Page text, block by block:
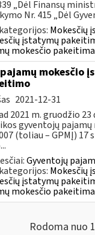
„Dėl Finansų
Nr. 415 „Dėl
Mokesčių
įstatymų
mokesčio
mokesčio
2021-12-31
2021 m. gruodžio 23
gyventojų pajamų
(toliau – GPMĮ) 17
Gyventojų
Mokesčių
įstatymų
mokesčio
Rodoma nuo